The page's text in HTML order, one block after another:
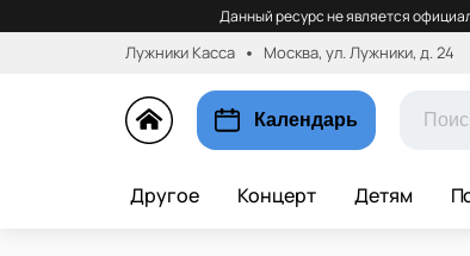
Данный ресурс не является
Лужники Касса Москва, ул. Лужники, д. 24
Календарь
Другое Концерт Детям